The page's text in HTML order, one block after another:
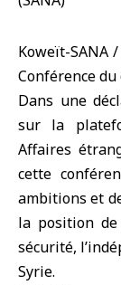
Koweït-SANA
Conférence
Dans une
sur la
Affaires
cette
ambitions et
la position de
sécurité,
Syrie.